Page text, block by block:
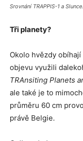
Srovnání TRAPPIS-1 a
Tři planety?
Okolo hvězdy
objevu využili
TRAnsiting Planets
ale také je to
průměru 60 cm
právě Belgie.